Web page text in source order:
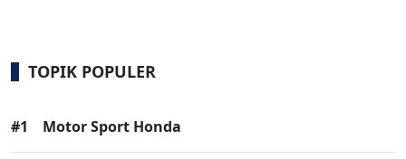
TOPIK POPULER
#1 Motor Sport Honda